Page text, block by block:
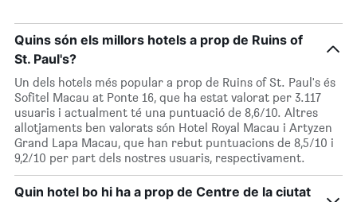
Quins són els millors hotels a prop de Ruins of
St. Paul's?
Un dels hotels més popular a prop de Ruins of St. Paul's és
Sofitel Macau at Ponte 16, que ha estat valorat per 3.117
usuaris i actualment té una puntuació de 8,6/10. Altres
allotjaments ben valorats són Hotel Royal Macau i Artyzen
Grand Lapa Macau, que han rebut puntuacions de 8,5/10 i
9,2/10 per part dels nostres usuaris, respectivament.
Quin hotel bo hi ha a prop de Centre de la ciutat